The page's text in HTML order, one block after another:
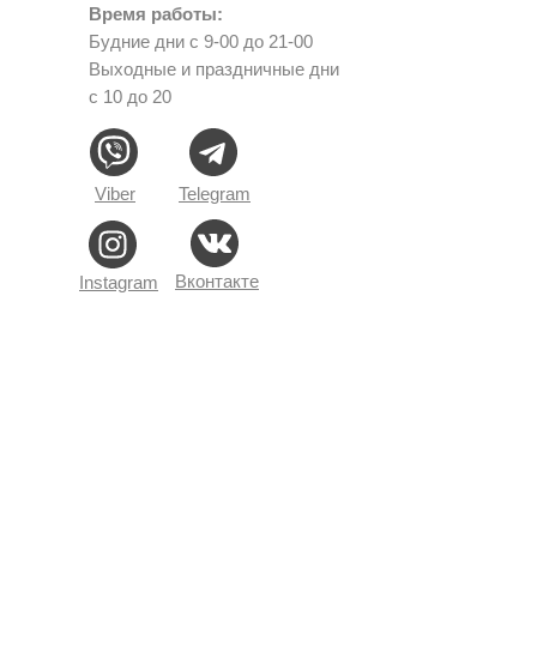
Время работы:
Будние дни с 9-00 до 21-00
Выходные и праздничные дни
с 10 до 20
Telegram
Viber
Instagram Вконтакте